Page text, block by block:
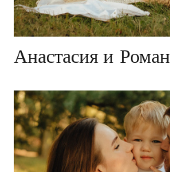
Анастасия и